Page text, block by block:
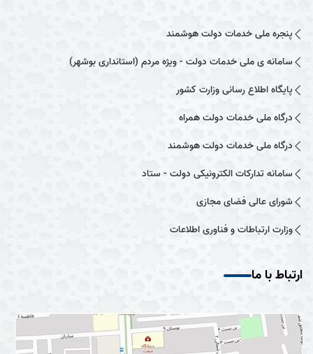
پنجره ملی خدمات دولت هوشمند
سامانه ی ملی خدمات دولت - ویژه مردم (استانداری بوشهر)
پایگاه اطلاع رسانی وزارت کشور
درگاه ملی خدمات دولت همراه
درگاه ملی خدمات دولت هوشمند
سامانه تدارکات الکترونیکی دولت - ستاد
شورای عالی فضای مجازی
وزارت ارتباطات و فناوری اطلاعات
ارتباط با ما